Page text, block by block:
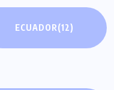
ECUADOR(12)